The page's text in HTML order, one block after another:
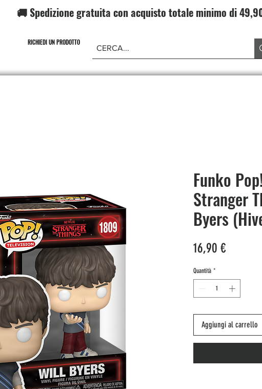
🚚 Spedizione gratuita con acquisto totale minimo di
RICHIEDI UN PRODOTTO
Funko
Stranger
Byers
16,90 €Prezzo
Quantità *
Aggiungi al carrello